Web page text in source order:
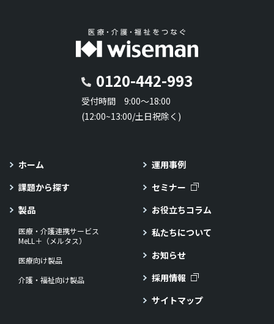
0120-442-993
受付時間 9:00～18:00
(12:00~13:00/土日祝除く)
ホーム
課題から探す
製品
医療・介護連携サービス
MeLL＋（メルタス）
医療向け製品
介護・福祉向け製品
運用事例
セミナー
お役立ちコラム
私たちについて
お知らせ
採用情報
サイトマップ